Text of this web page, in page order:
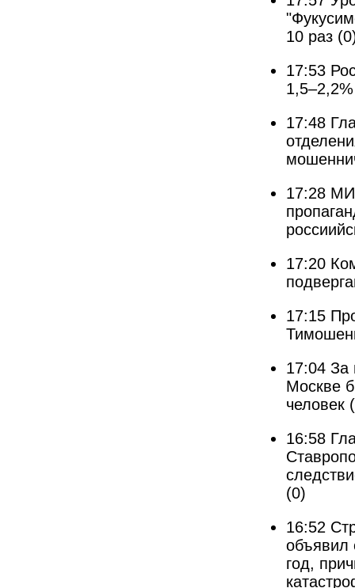
10 раз
17:53
1,5–2,2%
17:48
17:28
17:20
17:15
17:04 За
Москве
человек
16:58
(0)
16:52
объявил
год,